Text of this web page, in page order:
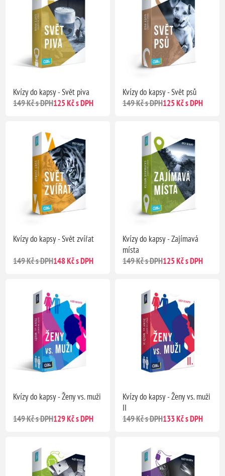
Kvízy do kapsy - Svět piva
149 Kč s DPH125 Kč s DPH
Kvízy do kapsy - Svět psů
149 Kč s DPH125 Kč s DPH
Kvízy do kapsy - Svět zvířat
149 Kč s DPH148 Kč s DPH
Kvízy do kapsy - Zajímavá
místa
149 Kč s DPH125 Kč s DPH
Kvízy do kapsy - Ženy vs. muži
149 Kč s DPH129 Kč s DPH
Kvízy do kapsy - Ženy vs. muži
II
149 Kč s DPH133 Kč s DPH